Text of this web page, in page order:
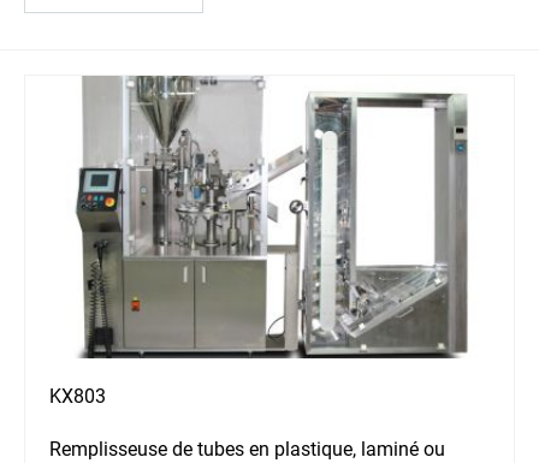
KX803
Remplisseuse de tubes en plastique, laminé ou